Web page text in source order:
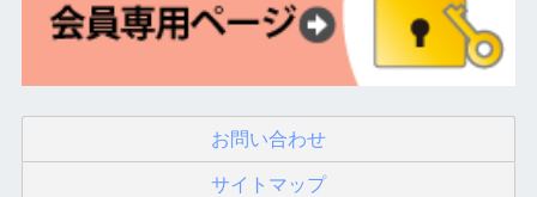
お問い合わせ
サイトマップ